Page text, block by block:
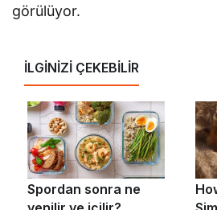
görülüyor.